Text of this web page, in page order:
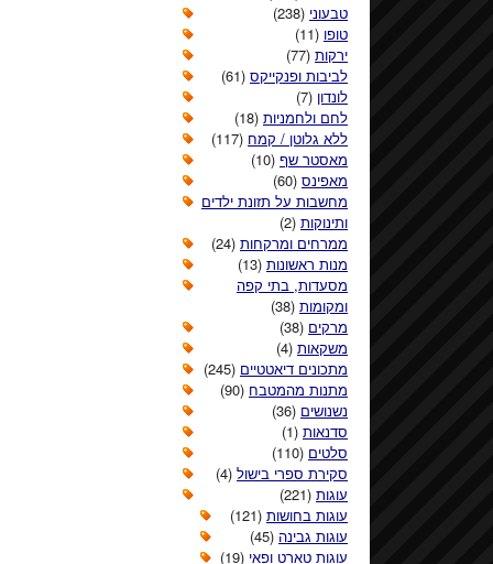
טבעוני (238)
טופו (11)
ירקות (77)
לביבות ופנקייקס (61)
לונדון (7)
לחם ולחמניות (18)
ללא גלוטן / קמח (117)
מאסטר שף (10)
מאפינס (60)
מחשבות על תזונת ילדים
ותינוקות (2)
ממרחים ומרקחות (24)
מנות ראשונות (13)
מסעדות, בתי קפה
ומקומות (38)
מרקים (38)
משקאות (4)
מתכונים דיאטטיים (245)
מתנות מהמטבח (90)
נשנושים (36)
סדנאות (1)
סלטים (110)
סקירת ספרי בישול (4)
עוגות (221)
עוגות בחושות (121)
עוגות גבינה (45)
עוגות טארט ופאי (19)